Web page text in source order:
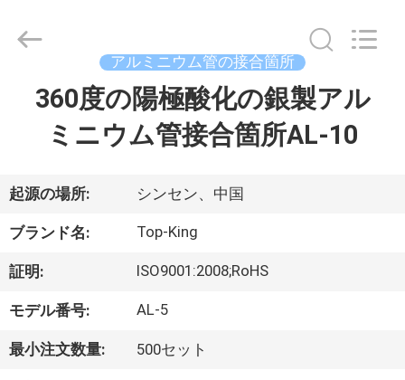
製
品
わ
た
Copyright
Shenzhen
Reserved.
アルミニウム管の接合箇所
360度の陽極酸化の銀製アル
ミニウム管接合箇所AL-10
起源の場所: シンセン、中国
ブランド名: Top-King
証明: ISO9001:2008;RoHS
モデル番号: AL-5
最小注文数量: 500セット